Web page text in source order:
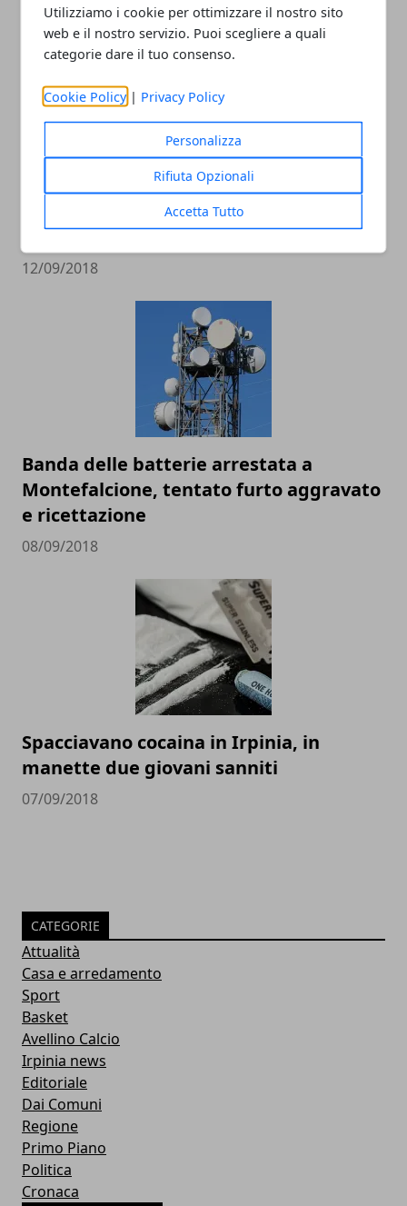
Utilizziamo i cookie per ottimizzare il nostro sito
web e il nostro servizio. Puoi scegliere a quali
categorie dare il tuo consenso.
Cookie Policy | Privacy Policy
Personalizza
Rifiuta Opzionali
Accetta Tutto
ARTICOLI CORRELATI
Marijuana light sequestrata in Irpinia,
undici quintali distrutti sul posto
12/09/2018
Banda delle batterie arrestata a
Montefalcione, tentato furto aggravato
e ricettazione
08/09/2018
Spacciavano cocaina in Irpinia, in
manette due giovani sanniti
07/09/2018
CATEGORIE
Attualità
Casa e arredamento
Sport
Basket
Avellino Calcio
Irpinia news
Editoriale
Dai Comuni
Regione
Primo Piano
Politica
Cronaca